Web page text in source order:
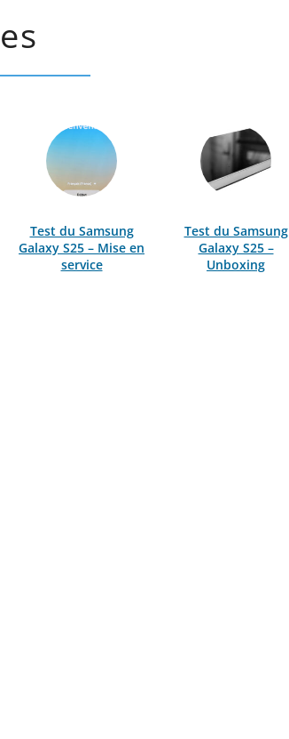
Test du Samsung
Galaxy S25 – Mise en
service
Test du Samsung
Galaxy S25 –
Unboxing